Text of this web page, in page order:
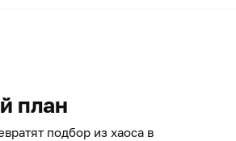
план
подбор из хаоса в